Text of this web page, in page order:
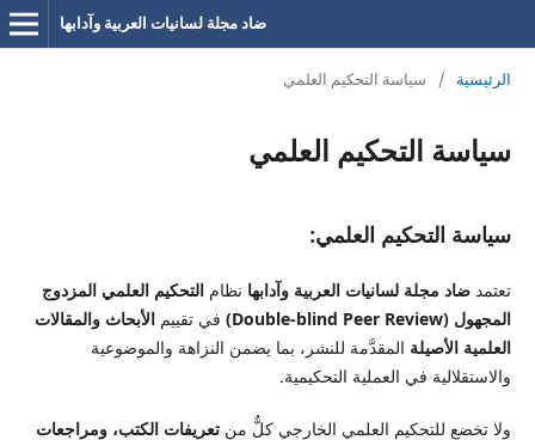
ضاد مجلة لسانيات العربية وآدابها
الرئيسية / سياسة التحكيم العلمي
سياسة التحكيم العلمي
سياسة التحكيم العلمي:
تعتمد ضاد مجلة لسانيات العربية وآدابها نظام التحكيم العلمي المزدوج
المجهول (Double-blind Peer Review)
في تقييم الأبحاث والمقالات
العلمية الأصيلة المقدَّمة للنشر، بما يضمن النزاهة والموضوعية
والاستقلالية في العملية التحكيمية.
ولا تخضع للتحكيم العلمي الخارجي كلٌّ من تعريفات الكتب، ومراجعات